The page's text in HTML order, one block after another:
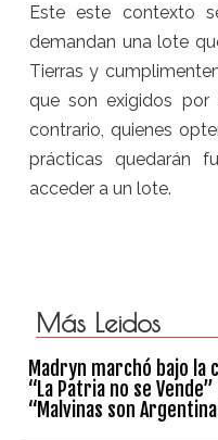
Este este contexto
demandan una lote
Tierras y
que son exigidos por
contrario, quienes
prácticas quedarán
acceder a un lote.
Más Leidos
Madryn marchó bajo la
“La Patria no se
“Malvinas son